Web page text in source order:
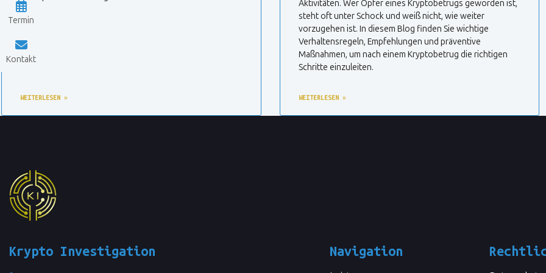
WEITERLESEN »
Aktivitäten. Wer Opfer eines Kryptobetrugs geworden ist,
steht oft unter Schock und weiß nicht, wie weiter
vorzugehen ist. In diesem Blog finden Sie wichtige
Verhaltensregeln, Empfehlungen und präventive
Maßnahmen, um nach einem Kryptobetrug die richtigen
Schritte einzuleiten.
WEITERLESEN »
Krypto Investigation
Termin
Kontakt
Navigation